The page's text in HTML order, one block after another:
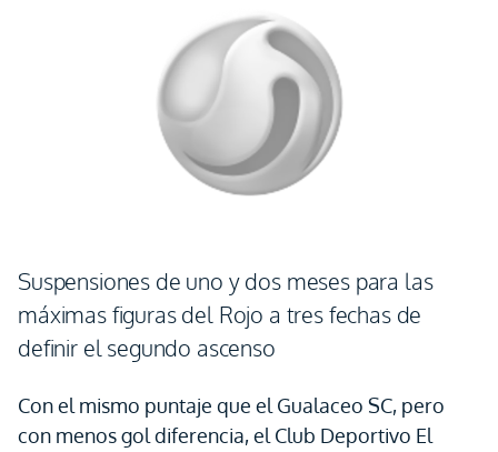
Suspensiones de uno y dos meses para las
máximas figuras del Rojo a tres fechas de
definir el segundo ascenso
Con el mismo puntaje que el Gualaceo SC, pero
con menos gol diferencia, el Club Deportivo El